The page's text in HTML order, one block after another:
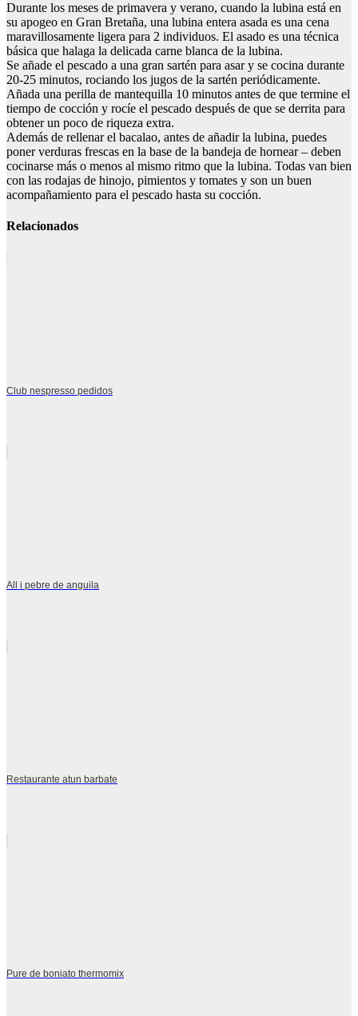
Durante los meses de primavera y verano, cuando la lubina está en
su apogeo en Gran Bretaña, una lubina entera asada es una cena
maravillosamente ligera para 2 individuos. El asado es una técnica
básica que halaga la delicada carne blanca de la lubina.
Se añade el pescado a una gran sartén para asar y se cocina durante
20-25 minutos, rociando los jugos de la sartén periódicamente.
Añada una perilla de mantequilla 10 minutos antes de que termine el
tiempo de cocción y rocíe el pescado después de que se derrita para
obtener un poco de riqueza extra.
Además de rellenar el bacalao, antes de añadir la lubina, puedes
poner verduras frescas en la base de la bandeja de hornear – deben
cocinarse más o menos al mismo ritmo que la lubina. Todas van bien
con las rodajas de hinojo, pimientos y tomates y son un buen
acompañamiento para el pescado hasta su cocción.
Relacionados
Club nespresso pedidos
All i pebre de anguila
Restaurante atun barbate
Pure de boniato thermomix